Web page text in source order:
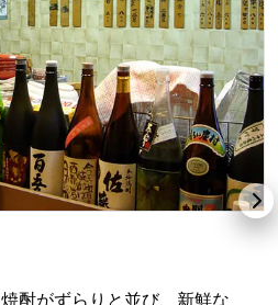
酎がずらりと並び、新鮮な